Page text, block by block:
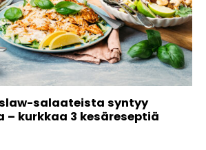
salaateista syntyy
– kurkkaa 3 kesäreseptiä